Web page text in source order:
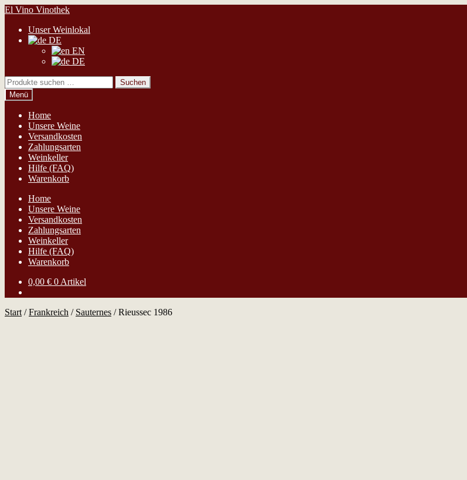
Zur
springen
Zum
springen
El Vino Vinothek
Unser Weinlokal
DE
EN
DE
Suchen
nach:
Suchen
Menü
Home
Unsere Weine
Versandkosten
Zahlungsarten
Weinkeller
Hilfe (FAQ)
Warenkorb
Home
Unsere Weine
Versandkosten
Zahlungsarten
Weinkeller
Hilfe (FAQ)
Warenkorb
0,00 € 0 Artikel
Start /Frankreich / Sauternes /Rieussec 1986